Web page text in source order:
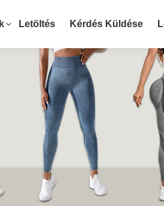
Letöltés Kérdés Küldése